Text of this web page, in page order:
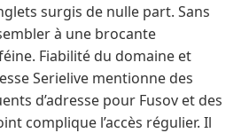
surgis de nulle part. Sans
à une brocante
Fiabilité du domaine et
Serielive mentionne des
d’adresse pour Fusov et des
complique l’accès régulier. Il